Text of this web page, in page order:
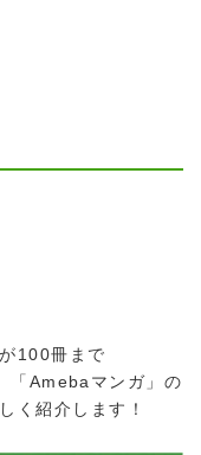
100冊まで
「Amebaマンガ」の
く紹介します！